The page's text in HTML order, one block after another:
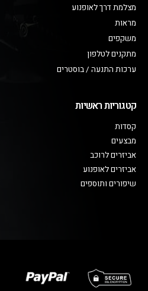
מצלמת דרך לאופנוע
מראות
משקפים
מתקנים לטלפון
ערכות התנעה / בוסטרים
קטגוריות ראשיות
קסדות
מבצעים
אביזרים לרוכב
אביזרים לאופנוע
שיפורים ותוספים